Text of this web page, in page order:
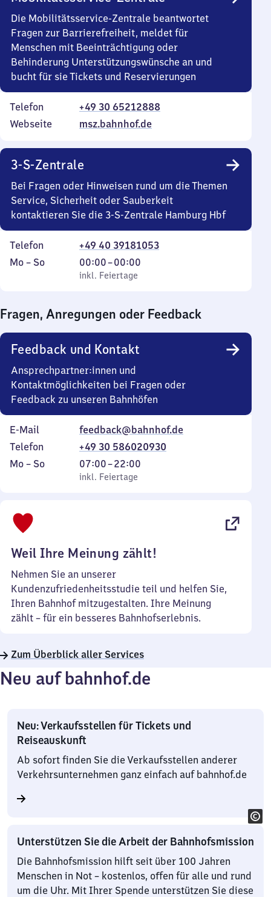
Die Mobilitätsservice-Zentrale beantwortet
Fragen zur Barrierefreiheit, meldet für
Menschen mit Beeinträchtigung oder
Behinderung Unterstützungswünsche an und
bucht für sie Tickets und Reservierungen
Telefon
+49 30 65212888
Webseite
msz.bahnhof.de
3-S-Zentrale
Bei Fragen oder Hinweisen rund um die Themen
Service, Sicherheit oder Sauberkeit
kontaktieren Sie die 3-S-Zentrale Hamburg Hbf
Telefon
+49 40 39181053
Montag
Mo – So,
inkl. Feiertage
00:00–00:00
Von
0
0
Uhr
inkl. Feiertage
Fragen, Anregungen oder Feedback
Feedback und Kontakt
Ansprechpartner:innen und
Kontaktmöglichkeiten bei Fragen oder
Feedback zu unseren Bahnhöfen
E-Mail
feedback@bahnhof.de
Telefon
+49 30 586020930
Montag
Mo – So,
inkl. Feiertage
07:00–22:00
Von
7
inkl. Feiertage
Weil Ihre Meinung zählt!
Nehmen Sie an unserer
Kundenzufriedenheitsstudie teil und helfen Sie,
Ihren Bahnhof mitzugestalten. Ihre Meinung
zählt – für ein besseres Bahnhofserlebnis.
Zum Überblick aller Services
Neu auf bahnhof.de
Neu: Verkaufsstellen für Tickets und
Reiseauskunft
Ab sofort finden Sie die Verkaufsstellen anderer
Verkehrsunternehmen ganz einfach auf bahnhof.de
Unterstützen Sie die Arbeit der Bahnhofsmission
Die Bahnhofsmission hilft seit über 100 Jahren
Menschen in Not – kostenlos, offen für alle und rund
um die Uhr. Mit Ihrer Spende unterstützen Sie diese